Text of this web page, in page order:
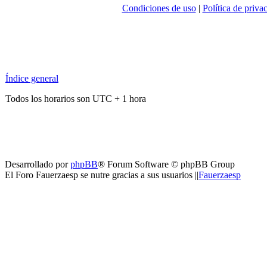
Condiciones de uso| Política de
Índice general
Todos los horarios son UTC + 1 hora
Desarrollado porphpBB® Forum Software © phpBB Group
El Foro Fauerzaesp se nutre gracias a sus usuarios ||Fauerzaesp